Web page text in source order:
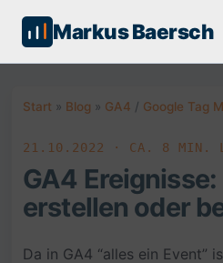
Markus Baersch
Start » Blog » GA4 / Google Tag
21.10.2022 · CA. 8 MIN.
GA4
erstellen oder
Da in GA4 “alles ein Event”